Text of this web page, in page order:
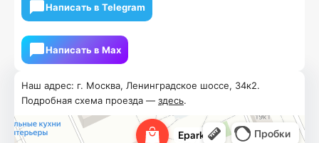
Наш адрес: г. Москва, Ленинградское шоссе, 34к2.
Подробная схема проезда — здесь.
Написать в Telegram
Написать в Мах